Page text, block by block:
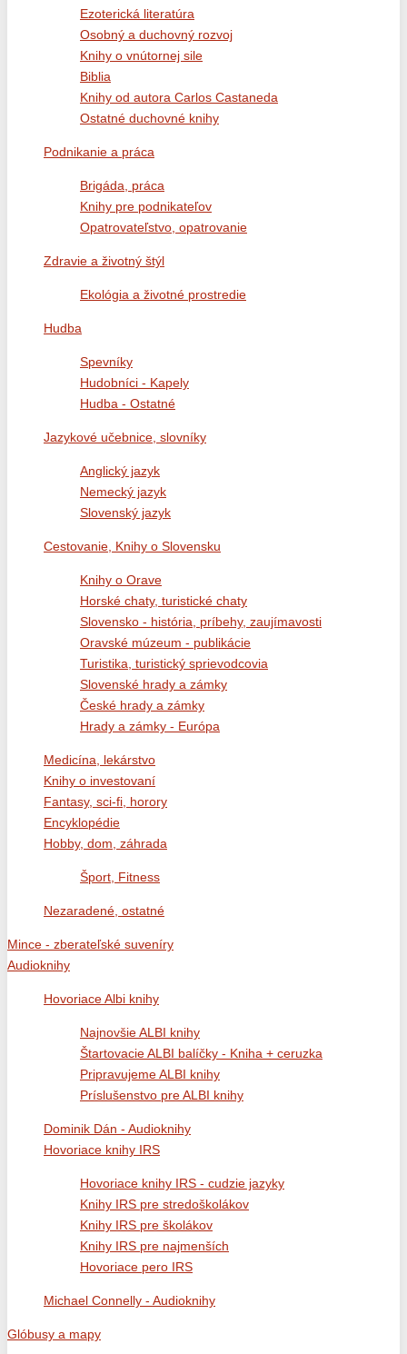
Ezoterická literatúra
Osobný a duchovný rozvoj
Knihy o vnútornej sile
Biblia
Knihy od autora Carlos Castaneda
Ostatné duchovné knihy
Podnikanie a práca
Brigáda, práca
Knihy pre podnikateľov
Opatrovateľstvo, opatrovanie
Zdravie a životný štýl
Ekológia a životné prostredie
Hudba
Spevníky
Hudobníci - Kapely
Hudba - Ostatné
Jazykové učebnice, slovníky
Anglický jazyk
Nemecký jazyk
Slovenský jazyk
Cestovanie, Knihy o Slovensku
Knihy o Orave
Horské chaty, turistické chaty
Slovensko - história, príbehy, zaujímavosti
Oravské múzeum - publikácie
Turistika, turistický sprievodcovia
Slovenské hrady a zámky
České hrady a zámky
Hrady a zámky - Európa
Medicína, lekárstvo
Knihy o investovaní
Fantasy, sci-fi, horory
Encyklopédie
Hobby, dom, záhrada
Šport, Fitness
Nezaradené, ostatné
Mince - zberateľské suveníry
Audioknihy
Hovoriace Albi knihy
Najnovšie ALBI knihy
Štartovacie ALBI balíčky - Kniha + ceruzka
Pripravujeme ALBI knihy
Príslušenstvo pre ALBI knihy
Dominik Dán - Audioknihy
Hovoriace knihy IRS
Hovoriace knihy IRS - cudzie jazyky
Knihy IRS pre stredoškolákov
Knihy IRS pre školákov
Knihy IRS pre najmenších
Hovoriace pero IRS
Michael Connelly - Audioknihy
Glóbusy a mapy